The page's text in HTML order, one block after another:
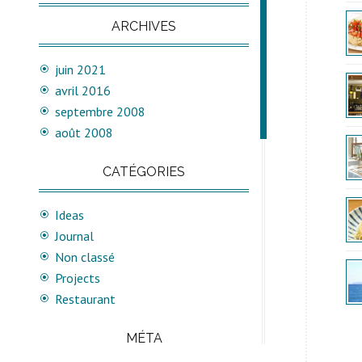
ARCHIVES
juin 2021
avril 2016
septembre 2008
août 2008
CATÉGORIES
Ideas
Journal
Non classé
Projects
Restaurant
MÉTA